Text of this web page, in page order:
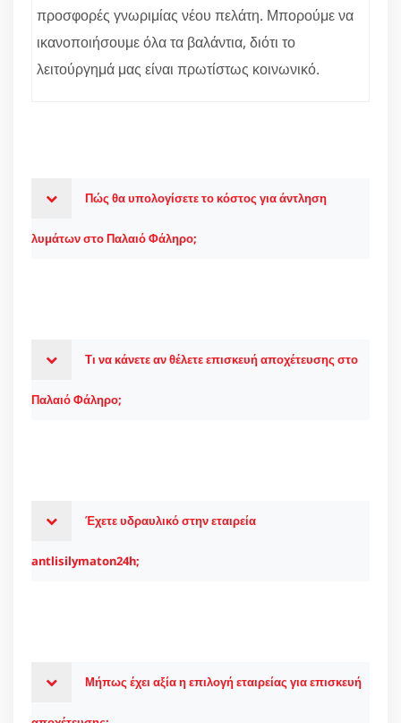
προσφορές γνωριμίας νέου πελάτη. Μπορούμε να
ικανοποιήσουμε όλα τα βαλάντια, διότι το
λειτούργημά μας είναι πρωτίστως κοινωνικό.
Πώς θα υπολογίσετε το κόστος για άντληση
λυμάτων στο Παλαιό Φάληρο;
Τι να κάνετε αν θέλετε επισκευή αποχέτευσης στο
Παλαιό Φάληρο;
Έχετε υδραυλικό στην εταιρεία
antlisilymaton24h;
Μήπως έχει αξία η επιλογή εταιρείας για επισκευή